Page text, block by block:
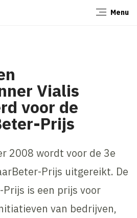
Menu
Vialis
voor de
Prijs
2008 wordt voor de 3e
Prijs uitgereikt. De
is een prijs voor
van bedrijven,
Sluiten